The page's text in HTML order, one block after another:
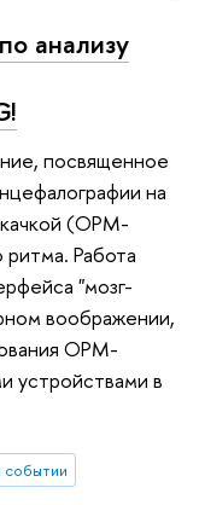
анализу
посвященное
на
(OPM-
ритма. Работа
"мозг-
воображении,
OPM-
устройствами в